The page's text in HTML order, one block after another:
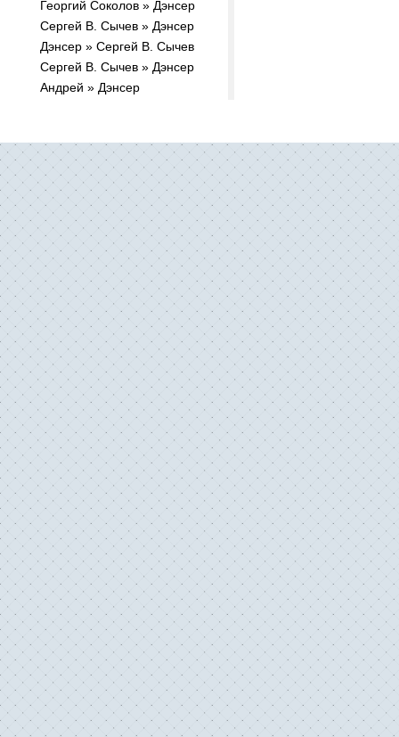
Георгий Соколов » Дэнсер
Сергей В. Сычев » Дэнсер
Дэнсер » Сергей В. Сычев
Сергей В. Сычев » Дэнсер
Андрей » Дэнсер